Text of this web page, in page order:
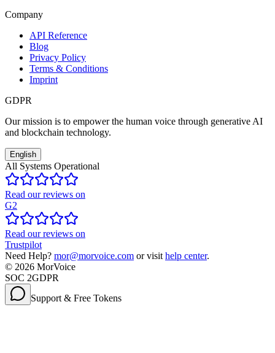
Company
API Reference
Blog
Privacy Policy
Terms & Conditions
Imprint
GDPR
Our mission is to empower the human voice through generative AI
and blockchain technology.
English
All Systems Operational
Read our reviews on
G2
Read our reviews on
Trustpilot
Need Help? mor@morvoice.com or visit help center.
© 2026 MorVoice
SOC 2GDPR
Support & Free Tokens